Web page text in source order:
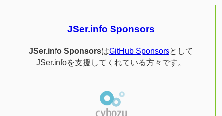
JSer.info Sponsors
JSer.info SponsorsはGitHub Sponsorsとして
JSer.infoを支援してくれている方々です。